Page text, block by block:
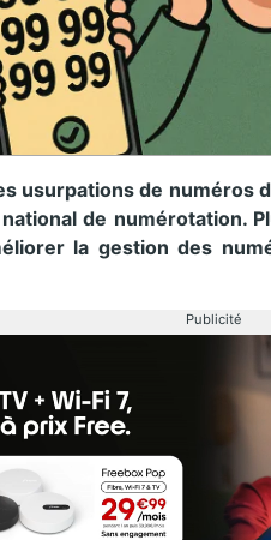
usurpations de numéros
de numérotation.
la gestion des
Publicité